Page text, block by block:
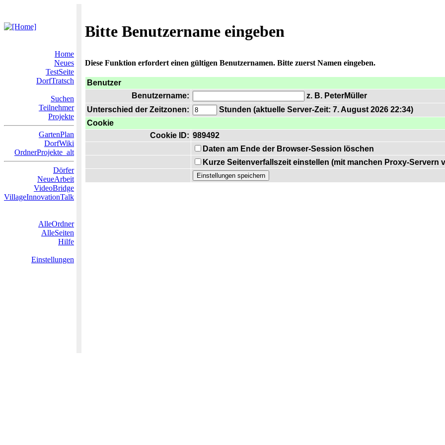
Bitte Benutzername eingeben
Home
Neues
TestSeite
DorfTratsch
Suchen
Teilnehmer
Projekte
GartenPlan
DorfWiki
OrdnerProjekte_alt
Dörfer
NeueArbeit
VideoBridge
VillageInnovationTalk
AlleOrdner
AlleSeiten
Hilfe
Einstellungen
Diese Funktion erfordert einen gültigen Benutzernamen. Bitte zuerst Namen eingeben.
Benutzer
Benutzername:
z. B. PeterMüller
Unterschied der Zeitzonen:
Stunden (aktuelle Server-Zeit: 7. August 2026 22:34)
Cookie
Cookie ID: 989492
Daten am Ende der Browser-Session löschen
Kurze Seitenverfallszeit einstellen (mit manchen Proxy-Servern